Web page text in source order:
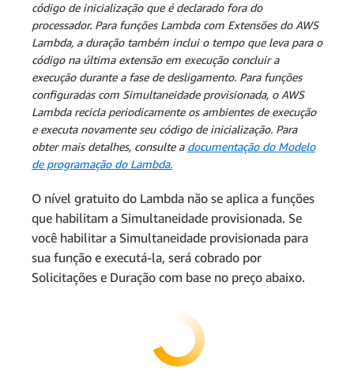
Cobranças de computação =
USD 1,49 + USD 248,00 =
USD 249,49
Cobranças mensais por
computação:
código de inicialização que é declarado fora do
processador. Para funções Lambda com Extensões do AWS
Lambda, a duração também inclui o tempo que leva para o
código na última extensão em execução concluir a
execução durante a fase de desligamento. Para funções
configuradas com Simultaneidade provisionada, o AWS
Lambda recicla periodicamente os ambientes de execução
e executa novamente seu código de inicialização. Para
obter mais detalhes, consulte a documentação do Modelo
de programação do Lambda.
O nível gratuito do Lambda não se aplica a funções
que habilitam a Simultaneidade provisionada. Se
você habilitar a Simultaneidade provisionada para
sua função e executá-la, será cobrado por
Solicitações e Duração com base no preço abaixo.